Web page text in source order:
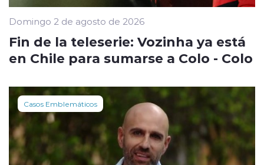
Domingo 2 de agosto de 2026
Fin de la teleserie: Vozinha ya está
en Chile para sumarse a Colo - Colo
Casos Emblemáticos